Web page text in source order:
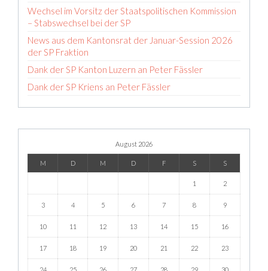
Wechsel im Vorsitz der Staatspolitischen Kommission
– Stabswechsel bei der SP
News aus dem Kantonsrat der Januar-Session 2026
der SP Fraktion
Dank der SP Kanton Luzern an Peter Fässler
Dank der SP Kriens an Peter Fässler
August 2026
M D M D F S S
1 2
3 4 5 6 7 8 9
10 11 12 13 14 15 16
17 18 19 20 21 22 23